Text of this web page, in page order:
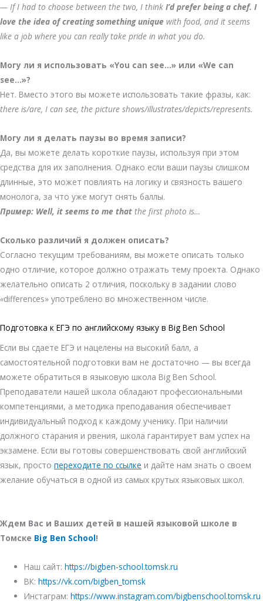
— If I had to choose between the two, I think I’d prefer being a chef. I
love the idea of creating something unique with food, and it seems
like a job where you can really take pride in what you do.
Могу ли я использовать «You can see…» или «We can
see…»?
Нет. Вместо этого вы можете использовать такие фразы, как:
there is/are, I can see, the picture shows/illustrates/depicts/represents.
Могу ли я делать паузы во время записи?
Да, вы можете делать короткие паузы, используя при этом
средства для их заполнения. Однако если ваши паузы слишком
длинные, это может повлиять на логику и связность вашего
монолога, за что уже могут снять баллы.
Пример: Well, it seems to me that the first photo is…
Сколько различий я должен описать?
Согласно текущим требованиям, вы можете описать только
одно отличие, которое должно отражать тему проекта. Однако
желательно описать 2 отличия, поскольку в задании слово
«differences» употреблено во множественном числе.
Подготовка к ЕГЭ по английскому языку в Big Ben School
Если вы сдаете ЕГЭ и нацелены на высокий балл, а
самостоятельной подготовки вам не достаточно — вы всегда
можете обратиться в языковую школа Big Ben School.
Преподаватели нашей школа обладают профессиональными
компетенциями, а методика преподавания обеспечивает
индивидуальный подход к каждому ученику. При наличии
должного старания и рвения, школа гарантирует вам успех на
экзамене. Если вы готовы совершенствовать свой английский
язык, просто переходите по ссылке и дайте нам знать о своем
желание обучаться в одной из самых крутых языковых школ.
Ждем Вас и Ваших детей в нашей языковой школе в
Томске Big Ben School!
Наш сайт:https://bigben-school.tomsk.ru
ВК:https://vk.com/bigben_tomsk
Инстаграм:https://www.instagram.com/bigbenschool.tomsk.ru